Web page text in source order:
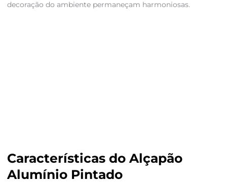
decoração do ambiente permaneçam harmoniosas.
Características do Alçapão
Alumínio Pintado